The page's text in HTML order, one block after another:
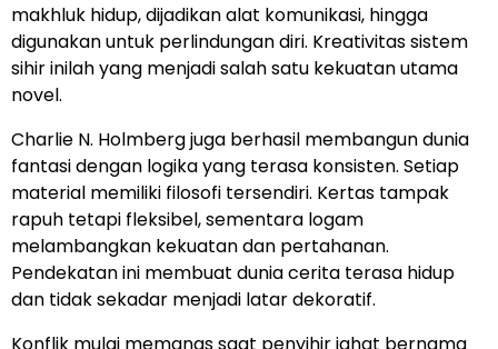
makhluk hidup, dijadikan alat komunikasi, hingga
digunakan untuk perlindungan diri. Kreativitas sistem
sihir inilah yang menjadi salah satu kekuatan utama
novel.
Charlie N. Holmberg juga berhasil membangun dunia
fantasi dengan logika yang terasa konsisten. Setiap
material memiliki filosofi tersendiri. Kertas tampak
rapuh tetapi fleksibel, sementara logam
melambangkan kekuatan dan pertahanan.
Pendekatan ini membuat dunia cerita terasa hidup
dan tidak sekadar menjadi latar dekoratif.
Konflik mulai memanas saat penyihir jahat bernama